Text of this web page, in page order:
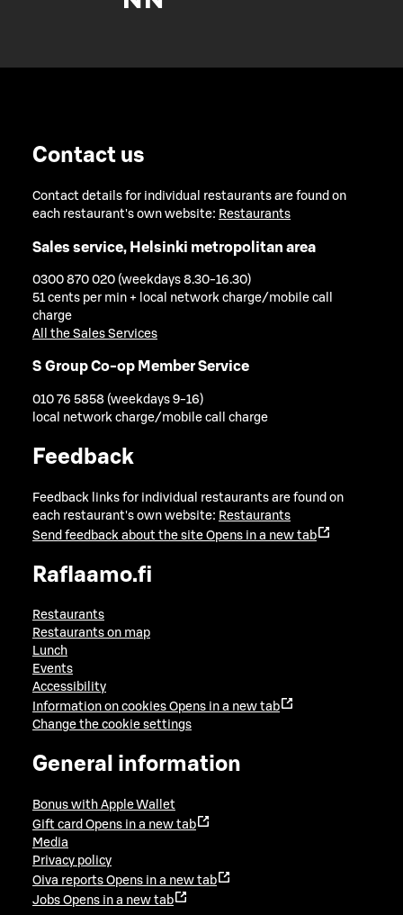
Contact us
Contact details for individual restaurants are found on
each restaurant's own website: Restaurants
Sales service, Helsinki metropolitan area
0300 870 020 (weekdays 8.30-16.30)
51 cents per min + local network charge/mobile call
charge
All the Sales Services
S Group Co-op Member Service
010 76 5858 (weekdays 9-16)
local network charge/mobile call charge
Feedback
Feedback links for individual restaurants are found on
each restaurant's own website: Restaurants
Send feedback about the site Opens in a new tab
Raflaamo.fi
Restaurants
Restaurants on map
Lunch
Events
Accessibility
Information on cookies Opens in a new tab
Change the cookie settings
General information
Bonus with Apple Wallet
Gift card Opens in a new tab
Media
Privacy policy
Oiva reports Opens in a new tab
Jobs Opens in a new tab